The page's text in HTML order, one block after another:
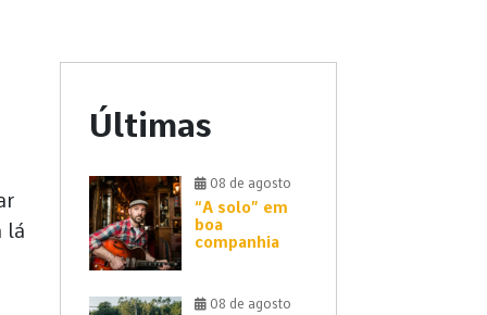
lá
Últimas
08 de agosto
“A solo” em
boa
companhia
08 de agosto